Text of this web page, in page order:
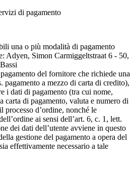
di pagamento
una o più modalità di pagamento
Adyen, Simon Carmiggeltstraat 6 - 50,
del fornitore che richiede una
pagamento a mezzo di carta di credito),
i dati di pagamento (tra cui nome,
carta di pagamento, valuta e numero di
processo d’ordine, nonché le
ai sensi dell’art. 6, c. 1, lett.
dei dati dell’utente avviene in questo
gestione del pagamento a opera del
effettivamente necessario a tale